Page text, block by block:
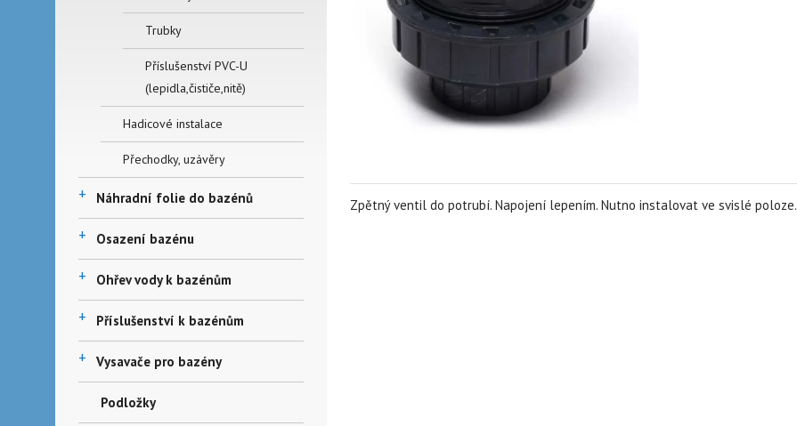
Trubky
Příslušenství PVC-U
(lepidla,čističe,nitě)
Hadicové instalace
Přechodky, uzávěry
+ Náhradní folie do bazénů
+ Osazení bazénu
+ Ohřev vody k bazénům
+ Příslušenství k bazénům
+ Vysavače pro bazény
Podložky
Zpětný ventil do potrubí. Napojení lepením. Nutno instalovat ve svislé poloze.